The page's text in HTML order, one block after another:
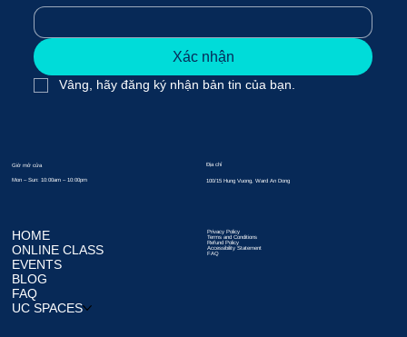
Xác nhận
Vâng, hãy đăng ký nhận bản tin của bạn.
Giờ mở cửa
Mon – Sun: 10:00am – 10:00pm
Địa chỉ
100/15 Hung Vuong, Ward An Dong
HOME
ONLINE CLASS
EVENTS
BLOG
FAQ
UC SPACES
Privacy Policy
Terms and Conditions
Refund Policy
Accessibility Statement
FAQ